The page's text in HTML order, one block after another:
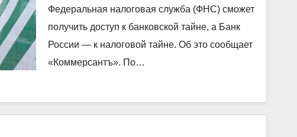
Федеральная налоговая служба (ФНС) сможет
получить доступ к банковской тайне, а Банк
России — к налоговой тайне. Об это сообщает
«Коммерсантъ». По…